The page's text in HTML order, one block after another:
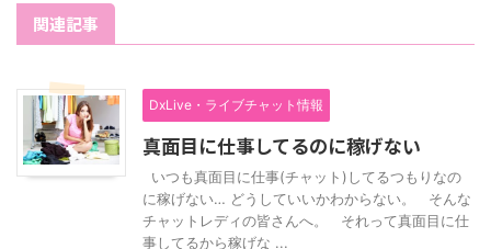
関連記事
DxLive・ライブチャット情報
真面目に仕事してるのに稼げない
いつも真面目に仕事(チャット)してるつもりなの
に稼げない… どうしていいかわからない。 そんな
チャットレディの皆さんへ。 それって真面目に仕
事してるから稼げな ...